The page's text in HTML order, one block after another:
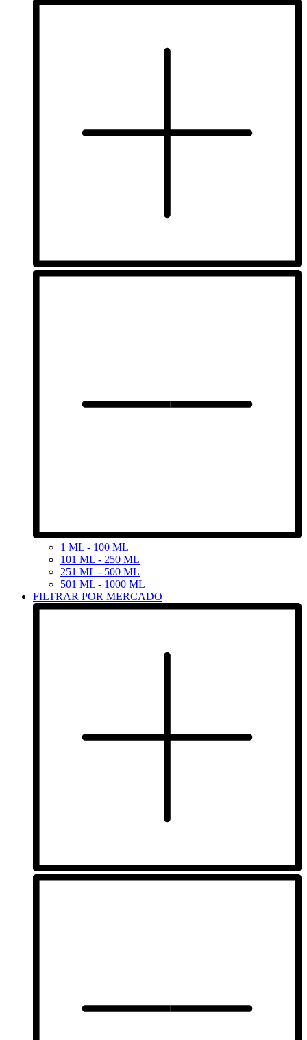
1 ML - 100 ML
101 ML - 250 ML
251 ML - 500 ML
501 ML - 1000 ML
FILTRAR POR MERCADO